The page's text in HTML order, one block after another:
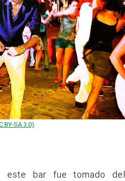
BY-SA 3.0).
bar fue tomado del